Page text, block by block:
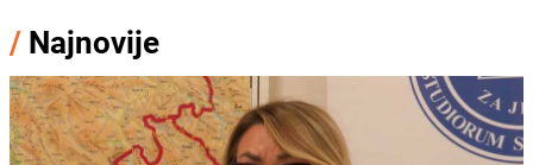
/ Najnovije